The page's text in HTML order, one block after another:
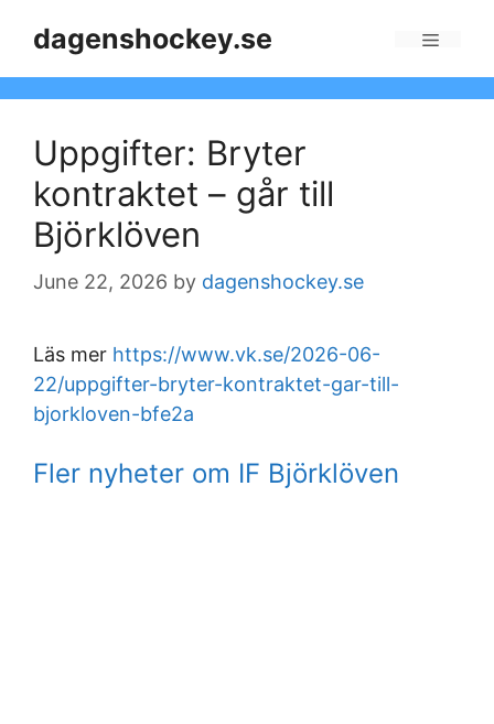
dagenshockey.se
Uppgifter: Bryter
kontraktet – går till
Björklöven
June 22, 2026 by dagenshockey.se
Läs mer https://www.vk.se/2026-06-
22/uppgifter-bryter-kontraktet-gar-till-
bjorkloven-bfe2a
Fler nyheter om IF Björklöven